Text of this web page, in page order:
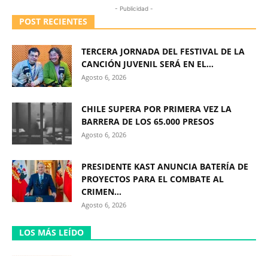
- Publicidad -
POST RECIENTES
TERCERA JORNADA DEL FESTIVAL DE LA
CANCIÓN JUVENIL SERÁ EN EL...
Agosto 6, 2026
CHILE SUPERA POR PRIMERA VEZ LA
BARRERA DE LOS 65.000 PRESOS
Agosto 6, 2026
PRESIDENTE KAST ANUNCIA BATERÍA DE
PROYECTOS PARA EL COMBATE AL
CRIMEN...
Agosto 6, 2026
LOS MÁS LEÍDO